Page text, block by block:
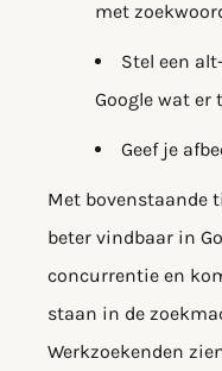
met
Stel een
Google wat
Geef je
Met bovenstaande
beter vindbaar in
concurrentie en
staan in de
Werkzoekenden